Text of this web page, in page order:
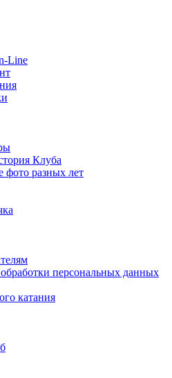
Line
Клуба
фото разных лет
персональных данных
катания